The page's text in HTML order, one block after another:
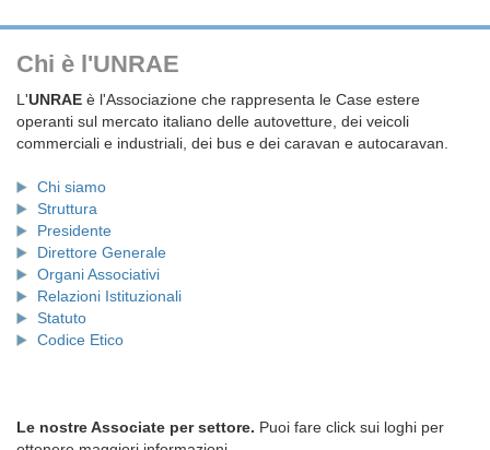
Chi è l'UNRAE
L'UNRAE è l'Associazione che rappresenta le Case estere
operanti sul mercato italiano delle autovetture, dei veicoli
commerciali e industriali, dei bus e dei caravan e autocaravan.
Chi siamo
Struttura
Presidente
Direttore Generale
Organi Associativi
Relazioni Istituzionali
Statuto
Codice Etico
Le nostre Associate per settore. Puoi fare click sui loghi per